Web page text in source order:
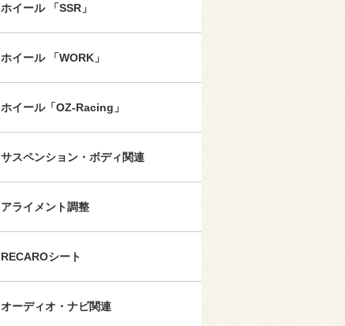
ホイール 「SSR」
ホイール 「WORK」
ホイール「OZ-Racing」
サスペンション・ボディ関連
アライメント調整
RECAROシート
オーディオ・ナビ関連